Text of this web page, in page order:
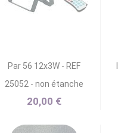
Par 56 12x3W - REF
25052 - non étanche
20,00 €